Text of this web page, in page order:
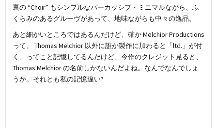
裏の “Choir” もシンプルなパーカッシブ・ミニマルながら、ふ
くらみのあるグルーヴがあって、地味ながらも中々の逸品。
あと細かいところではあるんだけど、確か Melchior Productions
って、 Thomas Melchior 以外に誰か製作に加わると「ltd.」が付
く、ってこと記憶してるんだけど、今作のクレジット見ると、
Thomas Melchior の名前しかないんだよね。なんでなんでしょ
うか。それとも私の記憶違い?